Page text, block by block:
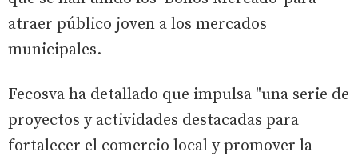
atraer público joven a los mercados
municipales.
Fecosva ha detallado que impulsa "una serie de
proyectos y actividades destacadas para
fortalecer el comercio local y promover la